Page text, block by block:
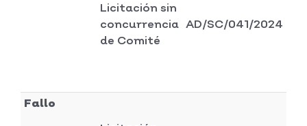
Licitación sin
concurrencia
de Comité
AD/SC/041/2024
Fallo